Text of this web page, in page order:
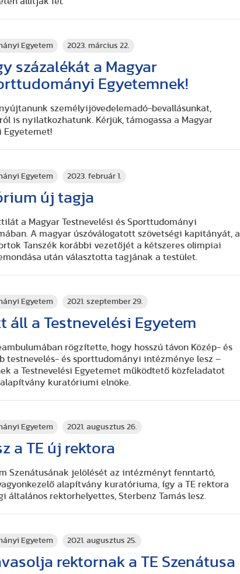
Egyetem 2023. március 22.
százalékát a Magyar
Egyetemnek!
személyijövedelemadó-bevallásunkat,
is nyilatkozhatunk. Kérjük, támogassa a Magyar
Egyetemet!
Egyetem 2023. február 1.
új tagja
a Magyar Testnevelési és Sporttudományi
A magyar úszóválogatott szövetségi kapitányát, a
Tanszék korábbi vezetőjét a kétszeres olimpiai
után választotta tagjának a testület.
Egyetem 2021. szeptember 29.
áll a Testnevelési Egyetem
rögzítette, hogy hosszú távon Közép- és
testnevelés- és sporttudományi intézménye lesz –
a Testnevelési Egyetemet működtető közfeladatot
kuratóriumi elnöke.
Egyetem 2021. augusztus 26.
a TE új rektora
Szenátusának jelölését az intézményt fenntartó,
alapítvány kuratóriuma, így a TE rektora
általános rektorhelyettes, Sterbenz Tamás lesz.
Egyetem 2021. augusztus 25.
rektornak a TE Szenátusa